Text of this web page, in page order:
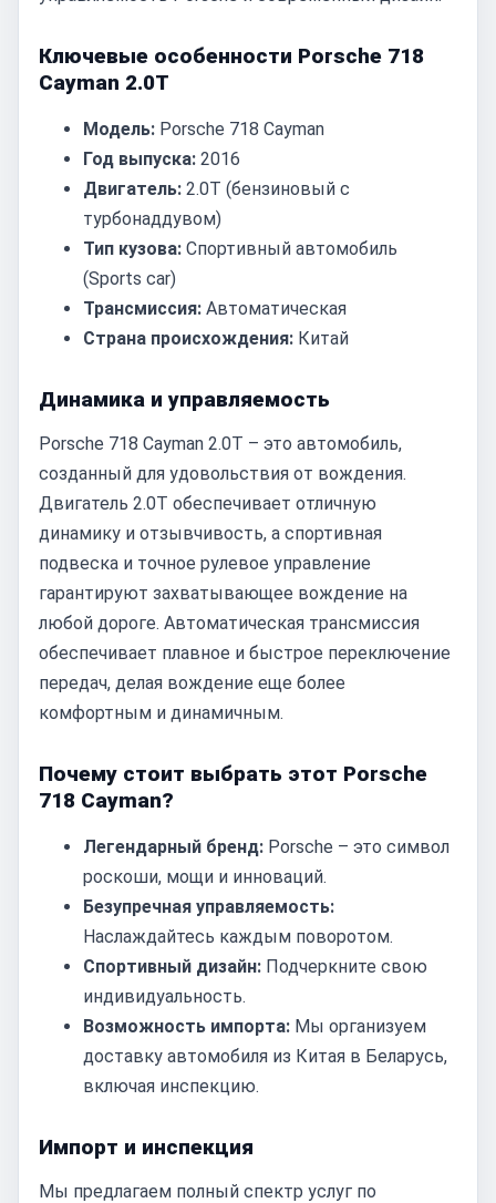
Ключевые особенности Porsche 718
Cayman 2.0T
Модель: Porsche 718 Cayman
Год выпуска: 2016
Двигатель: 2.0T (бензиновый с
турбонаддувом)
Тип кузова: Спортивный автомобиль
(Sports car)
Трансмиссия: Автоматическая
Страна происхождения: Китай
Динамика и управляемость
Porsche 718 Cayman 2.0T – это автомобиль,
созданный для удовольствия от вождения.
Двигатель 2.0T обеспечивает отличную
динамику и отзывчивость, а спортивная
подвеска и точное рулевое управление
гарантируют захватывающее вождение на
любой дороге. Автоматическая трансмиссия
обеспечивает плавное и быстрое переключение
передач, делая вождение еще более
комфортным и динамичным.
Почему стоит выбрать этот Porsche
718 Cayman?
Легендарный бренд: Porsche – это символ
роскоши, мощи и инноваций.
Безупречная управляемость:
Наслаждайтесь каждым поворотом.
Спортивный дизайн: Подчеркните свою
индивидуальность.
Возможность импорта: Мы организуем
доставку автомобиля из Китая в Беларусь,
включая инспекцию.
Импорт и инспекция
Мы предлагаем полный спектр услуг по